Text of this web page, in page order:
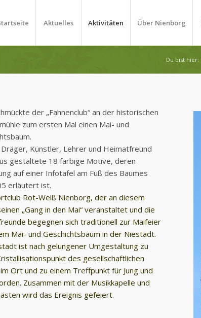
Aktuelles Aktivitäten Über Nienborg
Du bist hier:
der „Fahnenclub“ an der historischen
zum ersten Mal einen Mai- und
Künstler, Lehrer und Heimatfreund
gestaltete 18 farbige Motive, deren
auf einer Infotafel am Fuß des Baumes
erläutert ist.
Rot-Weiß Nienborg, der an diesem
„Gang in den Mai“ veranstaltet und die
begegnen sich traditionell zur Maifeier
Mai- und Geschichtsbaum in der Niestadt.
ist nach gelungener Umgestaltung zu
des gesellschaftlichen
Ort und zu einem Treffpunkt für Jung und
Zusammen mit der Musikkapelle und
wird das Ereignis gefeiert.